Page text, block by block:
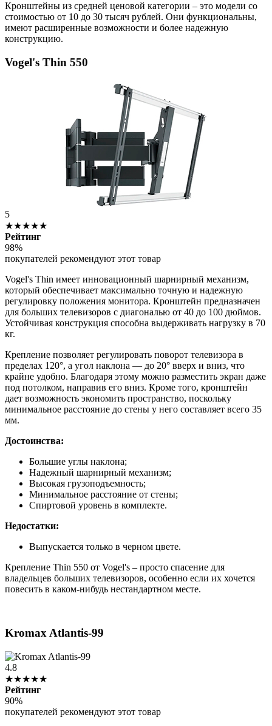
Кронштейны из средней ценовой категории – это модели со
стоимостью от 10 до 30 тысяч рублей. Они функциональны,
имеют расширенные возможности и более надежную
конструкцию.
Vogel's Thin 550
5
★★★★★
Рейтинг
98%
покупателей рекомендуют этот товар
Vogel's Thin имеет инновационный шарнирный механизм,
который обеспечивает максимально точную и надежную
регулировку положения монитора. Кронштейн предназначен
для больших телевизоров с диагональю от 40 до 100 дюймов.
Устойчивая конструкция способна выдерживать нагрузку в 70
кг.
Крепление позволяет регулировать поворот телевизора в
пределах 120°, а угол наклона — до 20° вверх и вниз, что
крайне удобно. Благодаря этому можно разместить экран даже
под потолком, направив его вниз. Кроме того, кронштейн
дает возможность экономить пространство, поскольку
минимальное расстояние до стены у него составляет всего 35
мм.
Достоинства:
Большие углы наклона;
Надежный шарнирный механизм;
Высокая грузоподъемность;
Минимальное расстояние от стены;
Спиртовой уровень в комплекте.
Недостатки:
Выпускается только в черном цвете.
Крепление Thin 550 от Vogel's – просто спасение для
владельцев больших телевизоров, особенно если их хочется
повесить в каком-нибудь нестандартном месте.
Kromax Atlantis-99
4.8
★★★★★
Рейтинг
90%
покупателей рекомендуют этот товар